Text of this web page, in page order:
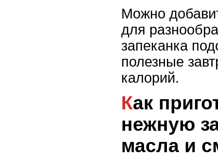
Можно
для
запеканка
полезные
калорий.
Как приготовить
нежную
масла и